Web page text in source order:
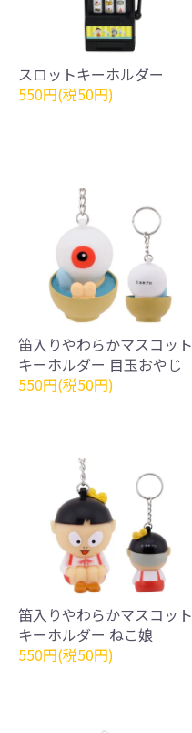
スロットキーホルダー
550円(税50円)
笛入りやわらかマスコット
キーホルダー 目玉おやじ
550円(税50円)
笛入りやわらかマスコット
キーホルダー ねこ娘
550円(税50円)